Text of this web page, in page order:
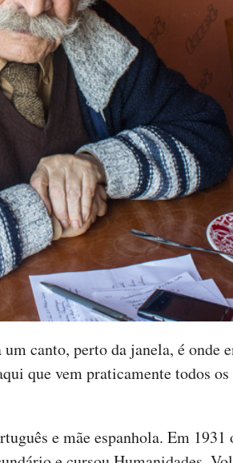
canto, perto da janela, é onde
que vem praticamente todos
e mãe espanhola. Em 1931